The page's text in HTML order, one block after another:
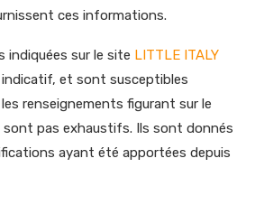
ces informations.
indiquées sur le site LITTLE ITALY
et sont susceptibles
les renseignements figurant sur le
sont pas exhaustifs. Ils sont donnés
ayant été apportées depuis